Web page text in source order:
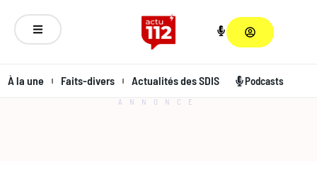
À la une Faits-divers Actualités des SDIS Podcasts
ANNONCE